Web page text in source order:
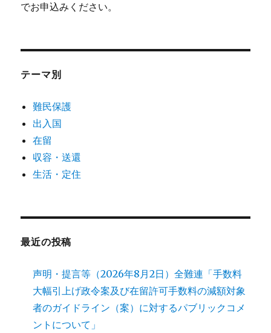
でお申込みください。
テーマ別
難民保護
出入国
在留
収容・送還
生活・定住
最近の投稿
声明・提言等（2026年8月2日）全難連「手数料
大幅引上げ政令案及び在留許可手数料の減額対象
者のガイドライン（案）に対するパブリックコメ
ントについて」